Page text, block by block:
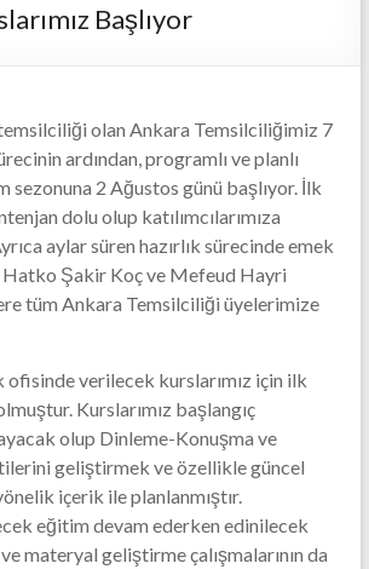
Başlıyor
olan Ankara Temsilciliğimiz 7
ardından, programlı ve planlı
sezonuna 2 Ağustos günü başlıyor. İlk
dolu olup katılımcılarımıza
aylar süren hazırlık sürecinde emek
Şakir Koç ve Mefeud Hayri
tüm Ankara Temsilciliği üyelerimize
verilecek kurslarımız için ilk
Kurslarımız başlangıç
olup Dinleme-Konuşma ve
geliştirmek ve özellikle güncel
içerik ile planlanmıştır.
eğitim devam ederken edinilecek
materyal geliştirme çalışmalarının da